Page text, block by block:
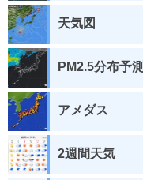
天気図
PM2.5分布予測
アメダス
2週間天気